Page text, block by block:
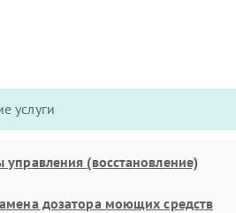
услуги
управления (восстановление)
дозатора моющих средств